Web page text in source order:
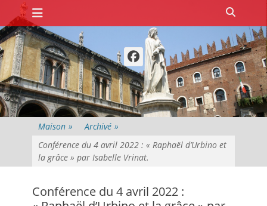
Passer
au
contenu
Premier menu
Facebook
Maison » Archivé »
Conférence du 4 avril 2022 : « Raphaël d’Urbino et
la grâce » par Isabelle Vrinat.
Conférence du 4 avril 2022 :